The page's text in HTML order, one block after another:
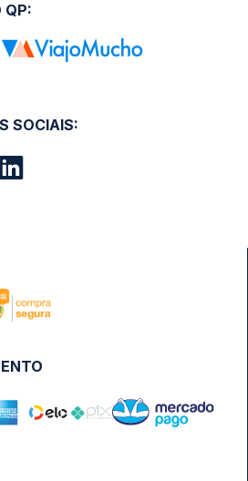
SOCIAIS:
QP: